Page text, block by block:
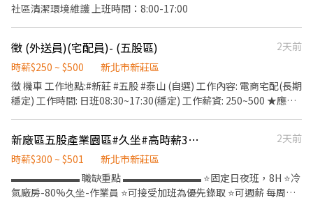
社區清潔環境維護 上班時間：8:00-17:00
徵 (外送員)(宅配員)- (五股區)
2天前
時薪$250 ~ $500
新北市新莊區
徵 機車 工作地點:#新莊 #五股 #泰山 (自選) 工作內容: 電商宅配(長期
穩定) 工作時間: 日班08:30~17:30(穩定) 工作薪資: 250~500 ★應徵
新廠區五股產業園區#久坐#高時薪300#組裝測試
2天前
時薪$300 ~ $501
新北市新莊區
▬▬▬▬▬▬▬ 職缺重點 ▬▬▬▬▬▬▬▬ ⭐️固定日夜班，8H ⭐️冷
氣廠房-80%久坐-作業員 ⭐️可接受加班為優先錄取 ⭐️可週薪 每周